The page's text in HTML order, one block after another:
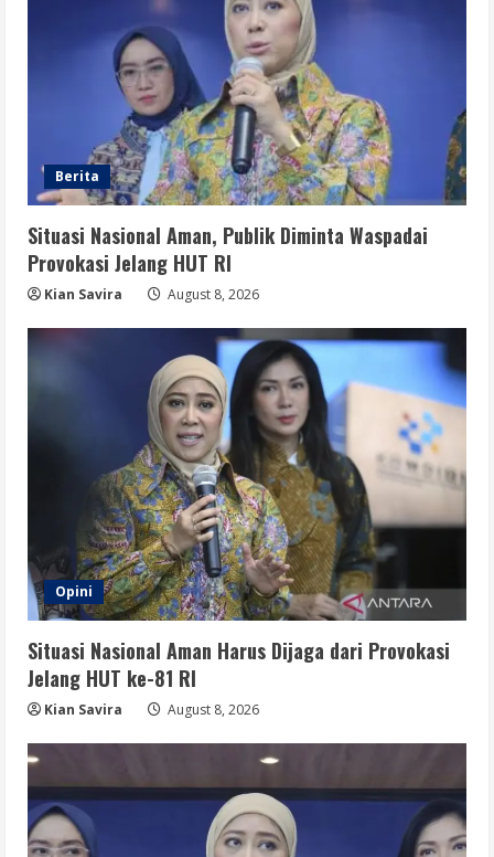
Berita
Situasi Nasional Aman, Publik Diminta Waspadai
Provokasi Jelang HUT RI
Kian Savira August 8, 2026
Opini
Situasi Nasional Aman Harus Dijaga dari Provokasi
Jelang HUT ke-81 RI
Kian Savira August 8, 2026